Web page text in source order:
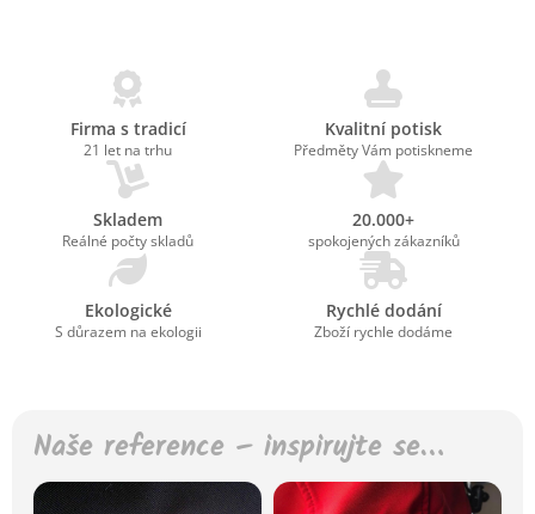
Firma s tradicí
21 let na trhu
Kvalitní potisk
Předměty Vám potiskneme
Skladem
Reálné počty skladů
20.000+
spokojených zákazníků
Ekologické
S důrazem na ekologii
Rychlé dodání
Zboží rychle dodáme
Naše reference – inspirujte se…